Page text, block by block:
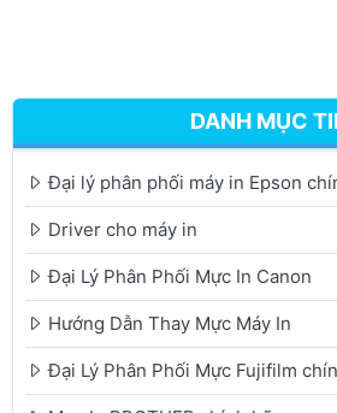
DANH MỤC
Đại lý phân phối máy in Epson
Driver cho máy in
Đại Lý Phân Phối Mực In Canon
Hướng Dẫn Thay Mực Máy In
Đại Lý Phân Phối Mực Fujifilm